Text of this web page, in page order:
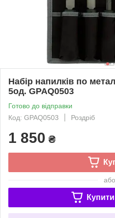
Набір напилків по
5од. GPAQ0503
Готово до відправки
Код: GPAQ0503
Роздріб
1 850 ₴
або